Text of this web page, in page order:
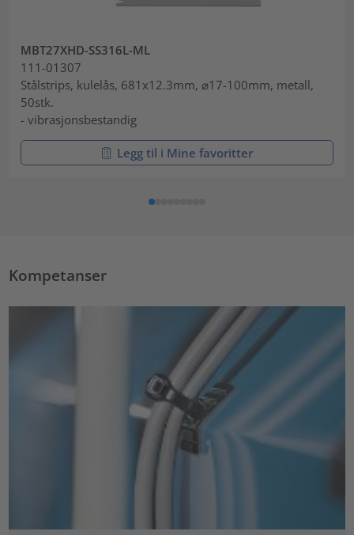
MBT27XHD-SS316L-ML
111-01307
Stålstrips, kulelås, 681x12.3mm, ⌀17-100mm, metall,
50stk.
- vibrasjonsbestandig
Legg til i Mine favoritter
Kompetanser